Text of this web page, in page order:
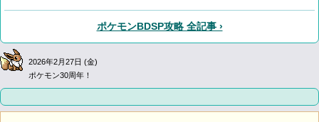
ポケモンBDSP攻略 全記事 ›
2026年2月27日 (金)
ポケモン30周年！